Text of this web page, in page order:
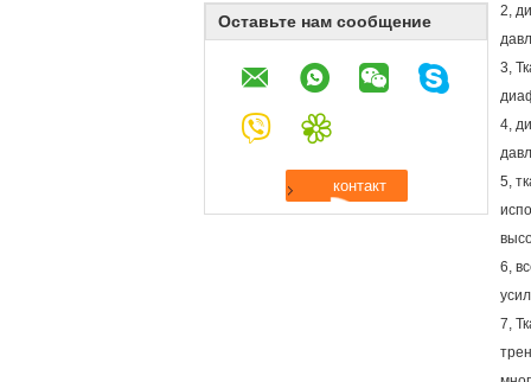
Оставьте нам сообщение
2,
3,
4,
5,
6,
7,